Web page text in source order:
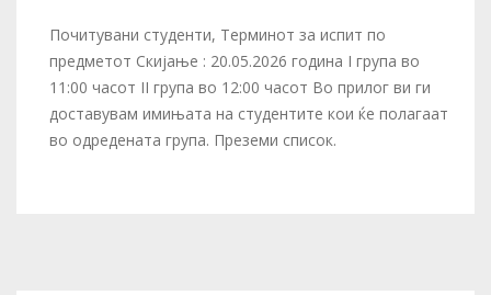
Почитувани студенти, Терминот за испит по
предметот Скијање : 20.05.2026 година I група во
11:00 часот II група во 12:00 часот Во прилог ви ги
доставувам имињата на студентите кои ќе полагаат
во одредената група. Преземи список.